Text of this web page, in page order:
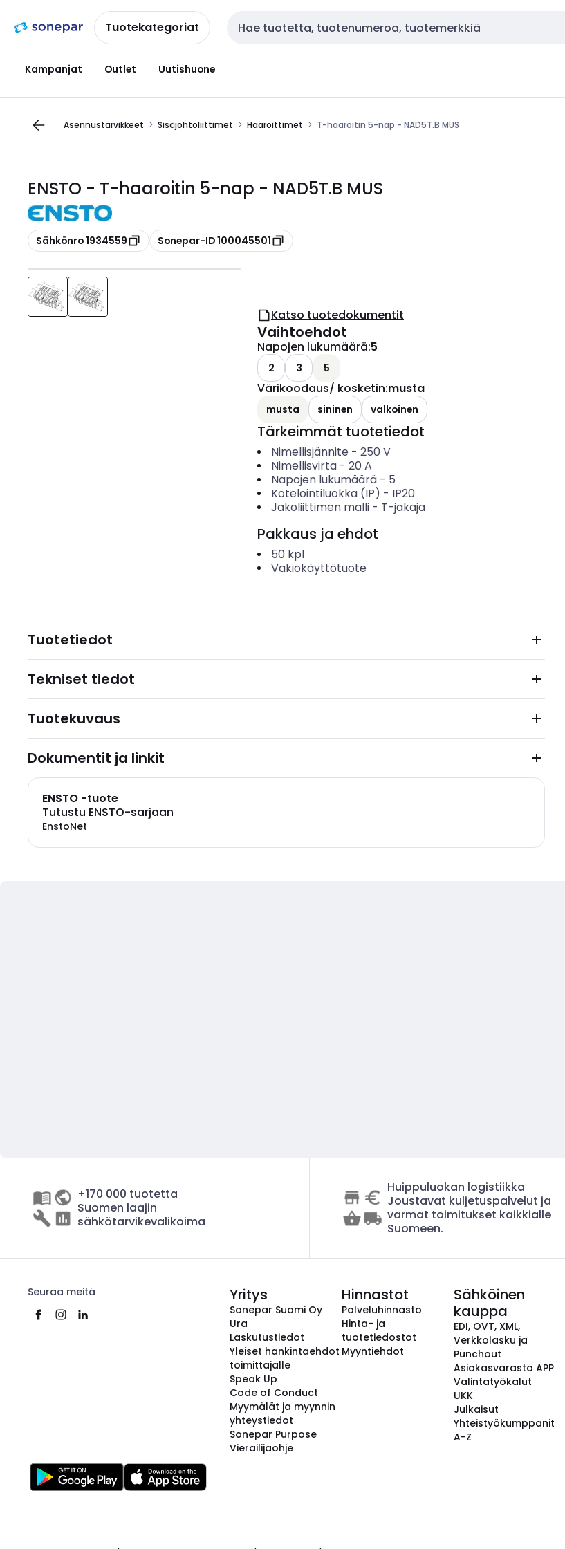
navigointiinsisältöönTuotekategoriat Haku
Kampanjat Outlet Uutishuone
Asennustarvikkeet Sisäjohtoliittimet Haaroittimet T-haaroitin 5-nap - NAD5T.B MUS
ENSTO - T-haaroitin 5-nap - NAD5T.B MUS
Kopioi
Sähkönro 1934559 Kopioi
Sonepar-ID 100045501
Katso tuotedokumentit
Vaihtoehdot
Napojen lukumäärä:5
2 3 5
Värikoodaus/ kosketin:musta
musta sininen valkoinen
Tärkeimmät tuotetiedot
Nimellisjännite - 250 V
Nimellisvirta- 20 A
Napojen lukumäärä- 5
Kotelointiluokka (IP) - IP20
Jakoliittimen malli- T-jakaja
Pakkaus ja ehdot
50 kpl
Vakiokäyttötuote
Tuotetiedot
Tekniset tiedot
Tuotekuvaus
Dokumentit ja linkit
ENSTO -tuote
Tutustu ENSTO-sarjaan
EnstoNet
+170 000 tuotetta
Suomen laajin
sähkötarvikevalikoima
Huippuluokan logistiikka
Joustavat kuljetuspalvelut ja
varmat toimitukset kaikkialle
Suomeen.
Seuraa meitä Yritys
Sonepar Suomi Oy
Ura
Laskutustiedot
Yleiset hankintaehdot
toimittajalle
Speak Up
Code of Conduct
Myymälät ja myynnin
yhteystiedot
Sonepar Purpose
Vierailijaohje
Hinnastot
Palveluhinnasto
Hinta- ja
tuotetiedostot
Myyntiehdot
Sähköinen
kauppa
EDI, OVT, XML,
Verkkolasku ja
Punchout
Asiakasvarasto APP
Valintatyökalut
UKK
Julkaisut
Yhteistyökumppanit
A-Z